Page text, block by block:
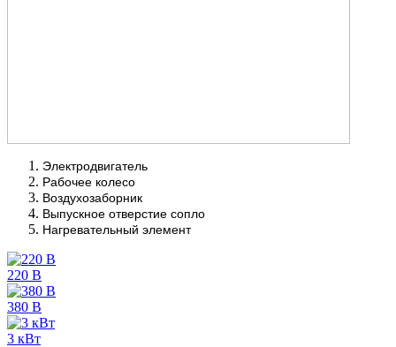
Электродвигатель
Рабочее колесо
Воздухозаборник
Выпускное отверстие сопло
Нагревательный элемент
220 В
380 В
3 кВт